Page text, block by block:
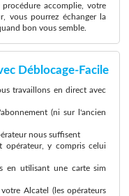
accomplie, votre
vous pourrez échanger la
bon vous semble.
Déblocage-Facile
travaillons en direct avec
(ni sur l'ancien
nous suffisent
opérateur, y compris celui
en utilisant une carte sim
Alcatel (les opérateurs